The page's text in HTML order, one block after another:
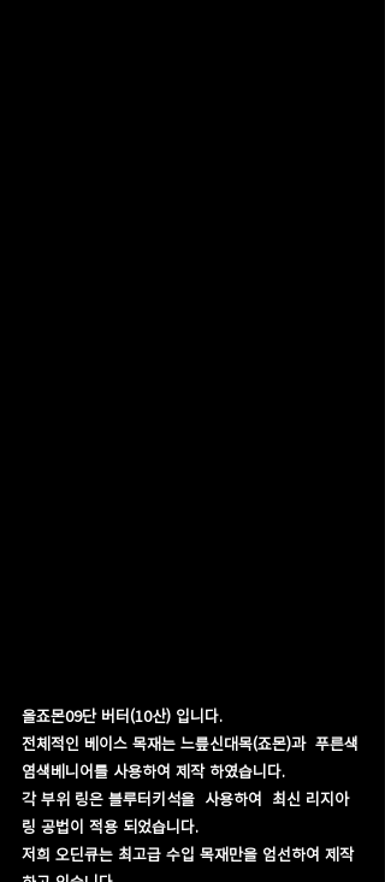
올죠몬09단 버터(10산) 입니다.
전체적인 베이스 목재는 느릎신대목(죠몬)과  푸른색
염색베니어를 사용하여 제작 하였습니다.
각 부위 링은 블루터키석을  사용하여  최신 리지아
링 공법이 적용 되었습니다.
저희 오딘큐는 최고급 수입 목재만을 엄선하여 제작